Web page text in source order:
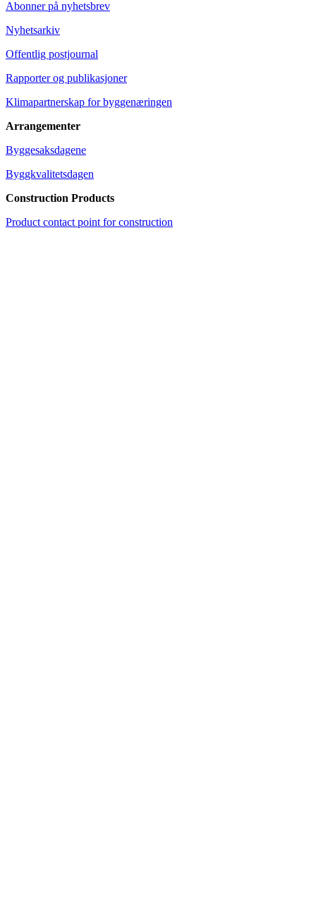
Abonner på nyhetsbrev
Nyhetsarkiv
Offentlig postjournal
Rapporter og publikasjoner
Klimapartnerskap for byggenæringen
Arrangementer
Byggesaksdagene
Byggkvalitetsdagen
Construction Products
Product contact point for construction